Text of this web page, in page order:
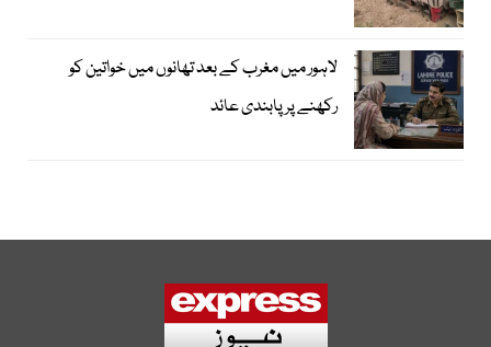
لاہور میں مغرب کے بعد تھانوں میں خواتین کو
رکھنے پر پابندی عائد